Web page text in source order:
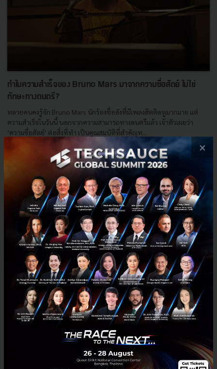
ทำไมความสำเร็จของ Bruno Mars มาจากความซื่อสัตย์ ไม่ใช่
ทักษะทางดนตรี?
หลายคนคงรู้จัก Bruno Mars นักร้องชื่อดังที่มีเพลงฮิตติดหูมากมาย แต่
ความสำเร็จในวันนี้ นอกจากความสามารถทางดนตรีแล้ว เจ้าตัวเผยว่า
‘ความซื่อสัตย์’ ต่อสิ่งที่ทำ เป็นคุณสมบัติที่สำคัญท...
| ByTechsauce Team
Saucy Thoughts concert bruno mars Bruno Mars Live in Bangkok 2024
E-mail :contact@techsauce.co
Tel : 02-001-5375
Mobile : 06-4658-9500
Techsauce Media
About Techsauce
Techsauce Services
Privacy Policy
×